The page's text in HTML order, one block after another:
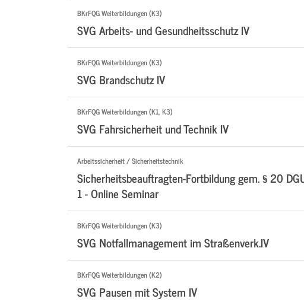
BKrFQG Weiterbildungen (K3)
SVG Arbeits- und Gesundheitsschutz IV
BKrFQG Weiterbildungen (K3)
SVG Brandschutz IV
BKrFQG Weiterbildungen (K1, K3)
SVG Fahrsicherheit und Technik IV
Arbeitssicherheit / Sicherheitstechnik
Sicherheitsbeauftragten-Fortbildung gem. § 20
1 - Online Seminar
BKrFQG Weiterbildungen (K3)
SVG Notfallmanagement im Straßenverk.IV
BKrFQG Weiterbildungen (K2)
SVG Pausen mit System IV